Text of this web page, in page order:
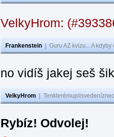
VelkyHrom:
Frankenstein Guru AZ kvízu... A
no vidíš jakej seš
VelkyHrom
Rybíz! Odvolej!